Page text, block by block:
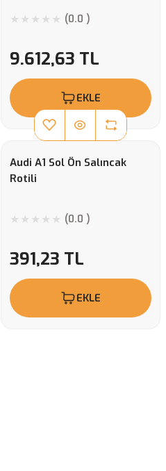
(0.0 )
9.612,63 TL
EKLE
Audi A1 Sol Ön Salıncak
Rotili
(0.0 )
391,23 TL
EKLE